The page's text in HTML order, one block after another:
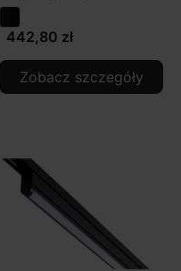
442,80 zł
Zobacz szczegóły